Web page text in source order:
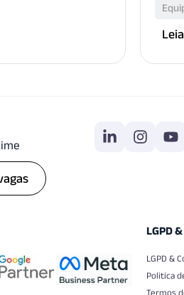
LGPD
LGPD &
Politica
Termos